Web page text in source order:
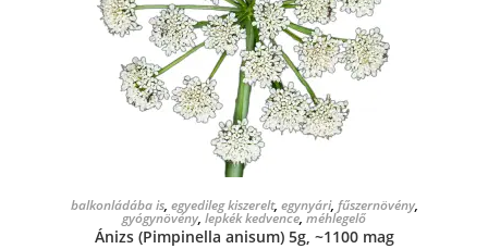
KOSÁRBA TESZEM
balkonládába is, egyedileg kiszerelt, egynyári, fűszernövény,
gyógynövény, lepkék kedvence, méhlegelő
Ánizs (Pimpinella anisum) 5g, ~1100 mag